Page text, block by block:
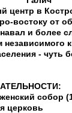
центр в
востоку от
и более
независимого
- чуть
собор
церковь